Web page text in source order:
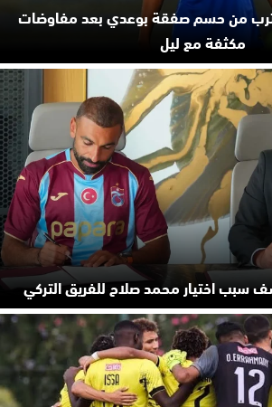
من حسم صفقة بوعدي بعد مفاوضات
مكثفة مع ليل
سبب اختيار محمد صلاح للفريق التركي